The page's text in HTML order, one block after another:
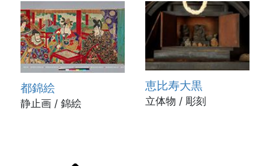
都錦絵
静止画 / 錦絵
恵比寿大黒
立体物 / 彫刻